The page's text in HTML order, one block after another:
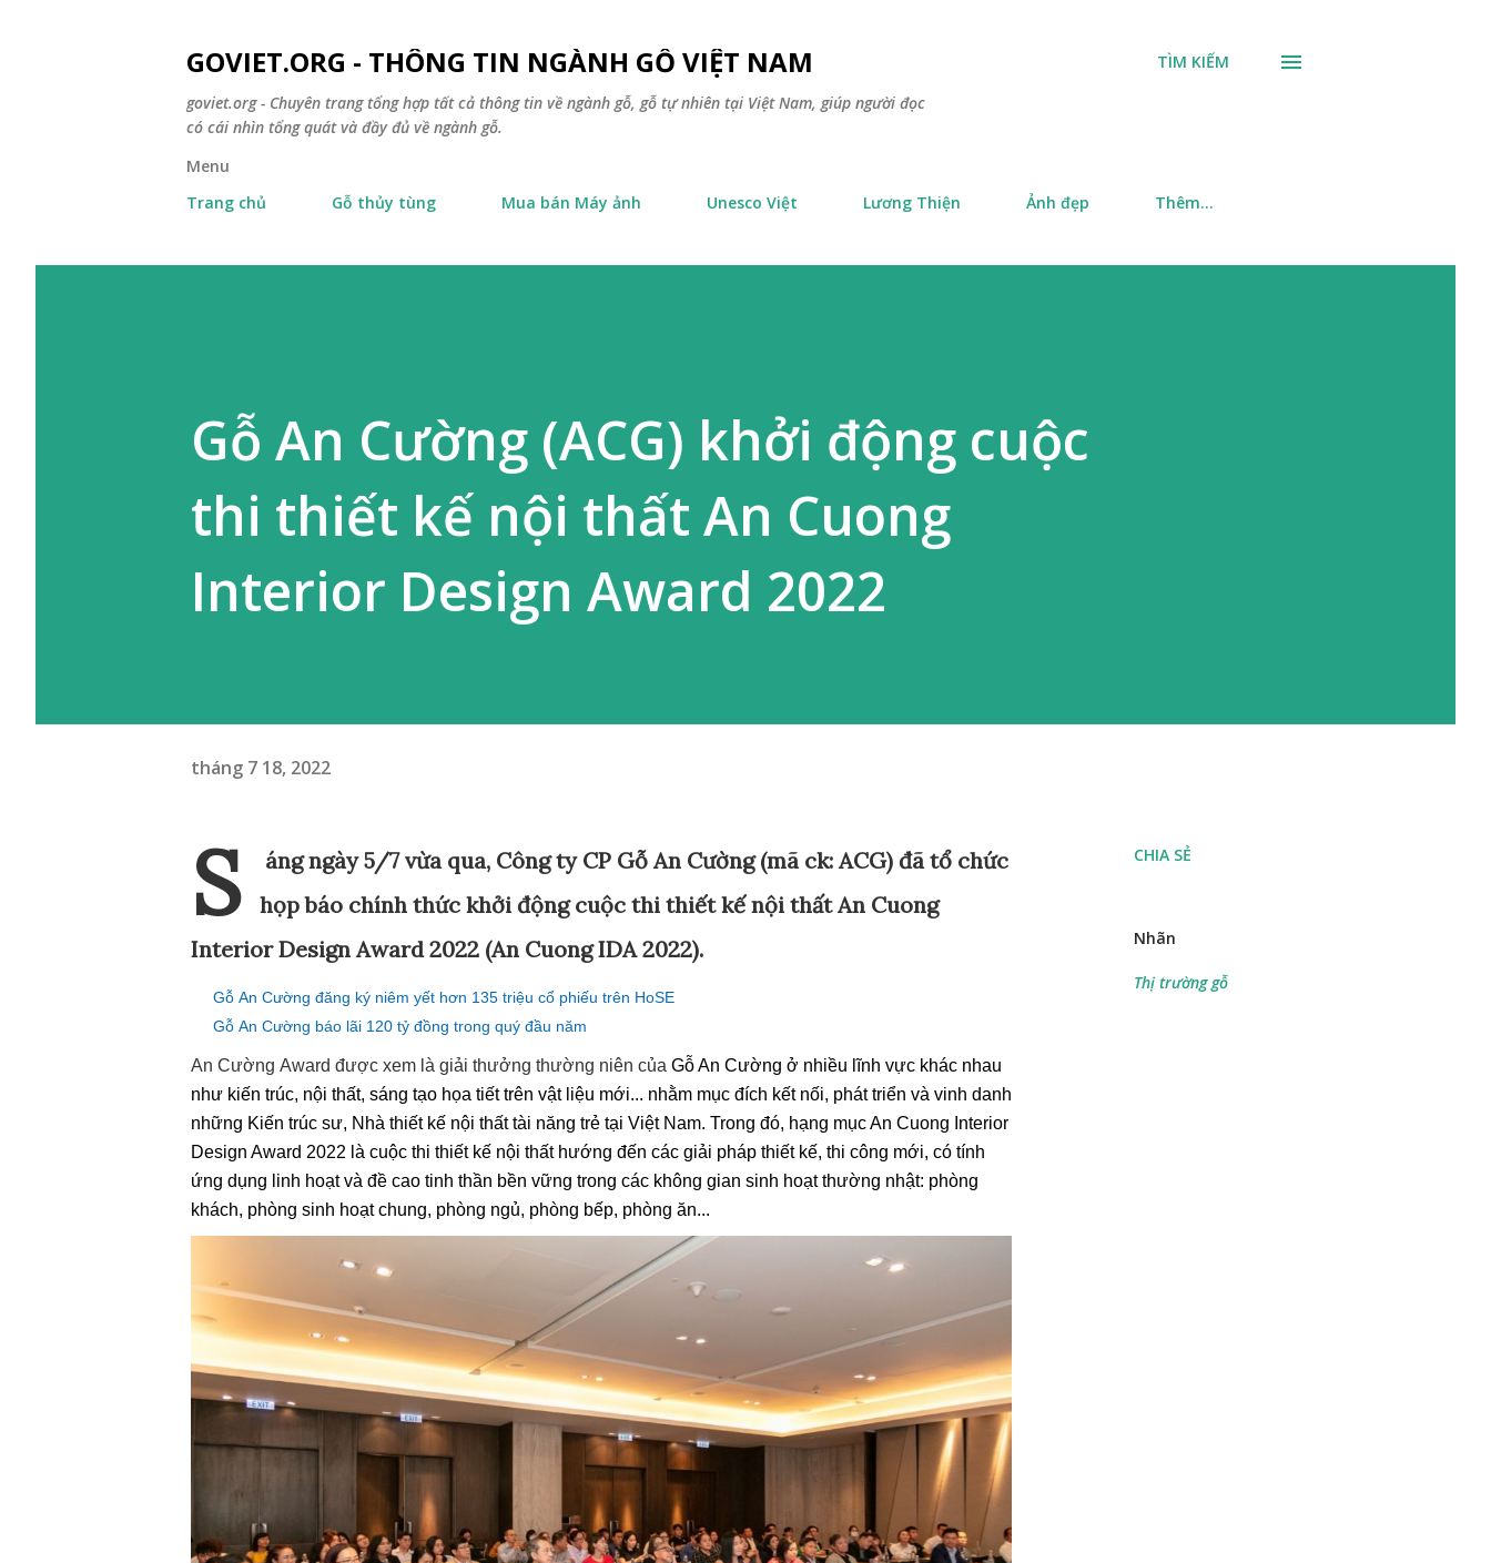
GOVIET.ORG - THÔNG TIN NGÀNH GỖ VIỆT NAM
goviet.org - Chuyên trang tổng hợp tất cả thông tin về ngành gỗ, gỗ tự nhiên tại Việt Nam, giúp người đọc
có cái nhìn tổng quát và đầy đủ về ngành gỗ.
TÌM KIẾM
Menu
Trang chủ
Gỗ thủy tùng Mua bán Máy ảnh Unesco Việt Lương Thiện Ảnh đẹp Thêm…
Gỗ An Cường (ACG) khởi động cuộc
thi thiết kế nội thất An Cuong
Interior Design Award 2022
tháng 7 18, 2022
S
áng ngày 5/7 vừa qua, Công ty CP Gỗ An Cường (mã ck: ACG) đã tổ chức
họp báo chính thức khởi động cuộc thi thiết kế nội thất An Cuong
Interior Design Award 2022 (An Cuong IDA 2022).
Gỗ An Cường đăng ký niêm yết hơn 135 triệu cổ phiếu trên HoSE
Gỗ An Cường báo lãi 120 tỷ đồng trong quý đầu năm
An Cường Award được xem là giải thưởng thường niên của Gỗ An Cường ở nhiều lĩnh vực khác nhau
như kiến trúc, nội thất, sáng tạo họa tiết trên vật liệu mới... nhằm mục đích kết nối, phát triển và vinh danh
những Kiến trúc sư, Nhà thiết kế nội thấttài năng trẻ tại Việt Nam. Trong đó, hạng mục An Cuong Interior
Design Award 2022 là cuộc thi thiết kế nội thất hướng đến các giải pháp thiết kế, thi công mới, có tính
ứng dụng linh hoạt và đề cao tinh thần bền vững trong các không gian sinh hoạt thường nhật: phòng
khách, phòng sinh hoạt chung, phòng ngủ, phòng bếp, phòng ăn...
CHIA SẺ
Nhãn
Thị trường gỗ